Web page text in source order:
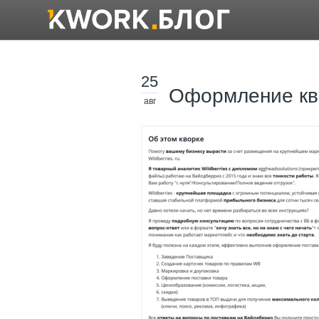
25
авг Оформление